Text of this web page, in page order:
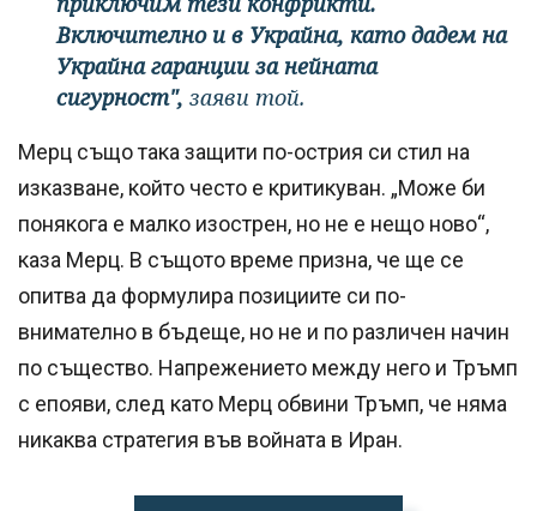
Включително и в Украйна, като дадем на
Украйна гаранции за нейната
сигурност", заяви той.
Мерц също така защити по-острия си стил на
изказване, който често е критикуван. „Може би
понякога е малко изострен, но не е нещо ново“,
каза Мерц. В същото време призна, че ще се
опитва да формулира позициите си по-
внимателно в бъдеще, но не и по различен начин
по същество. Напрежението между него и Тръмп
с епояви, след като Мерц обвини Тръмп, че няма
никаква стратегия във войната в Иран.